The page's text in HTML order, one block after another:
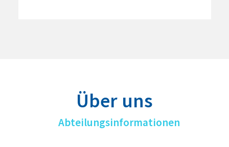
Über uns
Abteilungsinformationen